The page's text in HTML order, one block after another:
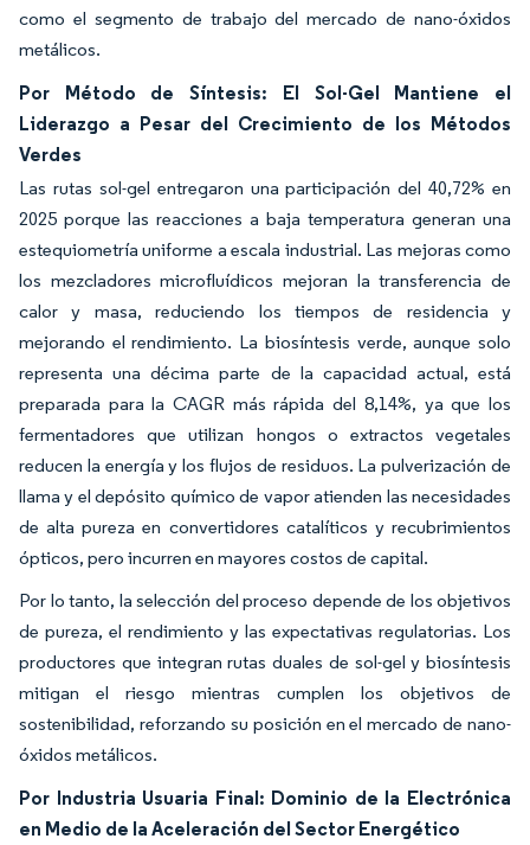
como el segmento de trabajo del mercado de nano-óxidos
metálicos.
Por Método de Síntesis: El Sol-Gel Mantiene el
Liderazgo a Pesar del Crecimiento de los Métodos
Verdes
Las rutas sol-gel entregaron una participación del 40,72% en
2025 porque las reacciones a baja temperatura generan una
estequiometría uniforme a escala industrial. Las mejoras como
los mezcladores microfluídicos mejoran la transferencia de
calor y masa, reduciendo los tiempos de residencia y
mejorando el rendimiento. La biosíntesis verde, aunque solo
representa una décima parte de la capacidad actual, está
preparada para la CAGR más rápida del 8,14%, ya que los
fermentadores que utilizan hongos o extractos vegetales
reducen la energía y los flujos de residuos. La pulverización de
llama y el depósito químico de vapor atienden las necesidades
de alta pureza en convertidores catalíticos y recubrimientos
ópticos, pero incurren en mayores costos de capital.
Por lo tanto, la selección del proceso depende de los objetivos
de pureza, el rendimiento y las expectativas regulatorias. Los
productores que integran rutas duales de sol-gel y biosíntesis
mitigan el riesgo mientras cumplen los objetivos de
sostenibilidad, reforzando su posición en el mercado de nano-
óxidos metálicos.
Por Industria Usuaria Final: Dominio de la Electrónica
en Medio de la Aceleración del Sector Energético